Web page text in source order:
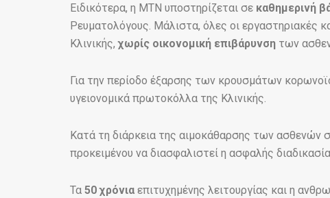
Ειδικότερα, η ΜΤΝ υποστηρίζεται σε καθημερινή
Ρευματολόγους. Μάλιστα, όλες οι εργαστηριακές
Κλινικής,χωρίς οικονομική επιβάρυνση των
Για την περίοδο έξαρσης των κρουσμάτων
υγειονομικά πρωτοκόλλα της Κλινικής.
Κατά τη διάρκεια της αιμοκάθαρσης των ασθενών
προκειμένου να διασφαλιστεί η ασφαλής
Τα 50 χρόνια επιτυχημένης λειτουργίας και η